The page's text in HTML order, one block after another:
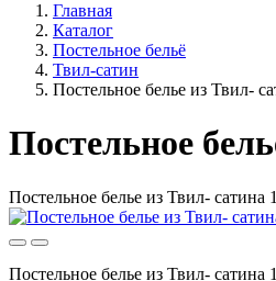
Главная
Каталог
Постельное бельё
Твил-сатин
Постельное белье из Твил-
Постельное
Постельное белье из Твил-
Постельное белье из Твил- сатина